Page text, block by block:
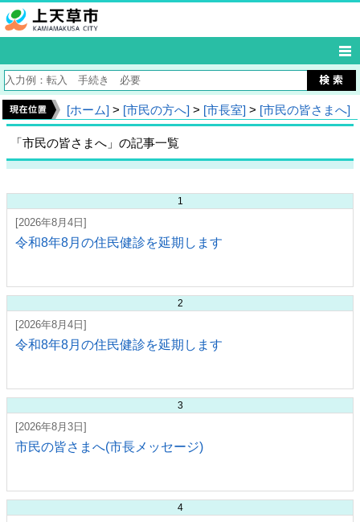
[ホーム] > [市民の方へ] > [市長室] > [市民の皆さまへ]
「市民の皆さまへ」の記事一覧
1
[2026年8月4日]
令和8年8月の住民健診を延期します
2
[2026年8月4日]
令和8年8月の住民健診を延期します
3
[2026年8月3日]
市民の皆さまへ(市長メッセージ)
4